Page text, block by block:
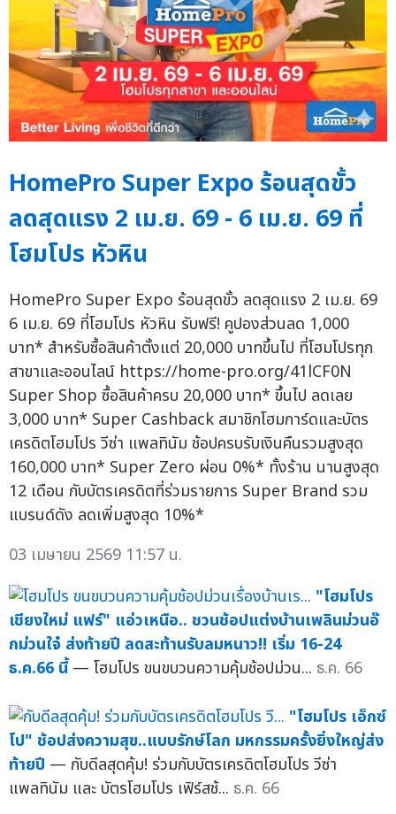
HomePro Super Expo ร้อนสุดขั้ว
ลดสุดแรง 2 เม.ย. 69 - 6 เม.ย. 69 ที่
โฮมโปร หัวหิน
HomePro Super Expo ร้อนสุดขั้ว ลดสุดแรง 2 เม.ย. 69
6 เม.ย. 69 ที่โฮมโปร หัวหิน รับฟรี! คูปองส่วนลด 1,000
บาท* สำหรับซื้อสินค้าตั้งแต่ 20,000 บาทขึ้นไป ที่โฮมโปรทุก
สาขาและออนไลน์ https://home-pro.org/41lCF0N
Super Shop ซื้อสินค้าครบ 20,000 บาท* ขึ้นไป ลดเลย
3,000 บาท* Super Cashback สมาชิกโฮมการ์ดและบัตร
เครดิตโฮมโปร วีซ่า แพลทินัม ช้อปครบรับเงินคืนรวมสูงสุด
160,000 บาท* Super Zero ผ่อน 0%* ทั้งร้าน นานสูงสุด
12 เดือน กับบัตรเครดิตที่ร่วมรายการ Super Brand รวม
แบรนด์ดัง ลดเพิ่มสูงสุด 10%*
03 เมษายน 2569 11:57 น.
"โฮมโปร
เชียงใหม่ แฟร์" แอ่วเหนือ.. ชวนช้อปแต่งบ้านเพลินม่วนอ๊
กม่วนใจ๋ ส่งท้ายปี ลดสะท้านรับลมหนาว!! เริ่ม 16-24
ธ.ค.66 นี้ — โฮมโปร ขนขบวนความคุ้มช้อปม่วน... ธ.ค. 66
"โฮมโปร เอ็กซ์
โป" ช้อปส่งความสุข..แบบรักษ์โลก มหกรรมครั้งยิ่งใหญ่ส่ง
ท้ายปี — กับดีลสุดคุ้ม! ร่วมกับบัตรเครดิตโฮมโปร วีซ่า
แพลทินัม และ บัตรโฮมโปร เฟิร์สช้... ธ.ค. 66